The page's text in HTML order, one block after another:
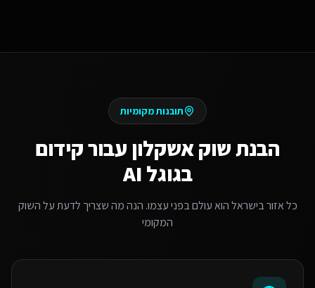
תובנות מקומיות
הבנת שוקאשקלון עבורקידום
בגוגל AI
כל אזור בישראל הוא עולם בפני עצמו. הנה מה שצריך לדעת על השוק
המקומי